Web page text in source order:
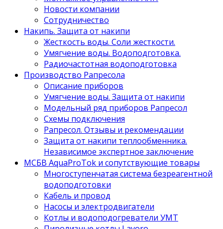
Новости компании
Сотрудничество
Накипь. Защита от накипи
Жесткость воды. Соли жесткости.
Умягчение воды. Водоподготовка.
Радиочастотная водоподготовка
Производство Рапресола
Описание приборов
Умягчение воды. Защита от накипи
Модельный ряд приборов Рапресол
Схемы подключения
Рапресол. Отзывы и рекомендации
Защита от накипи теплообменника.
Независимое экспертное заключение
МСБВ AquaProTok и сопутствующие товары
Многоступенчатая система безреагентной
водоподготовки
Кабель и провод
Насосы и электродвигатели
Котлы и водоподогреватели УМТ